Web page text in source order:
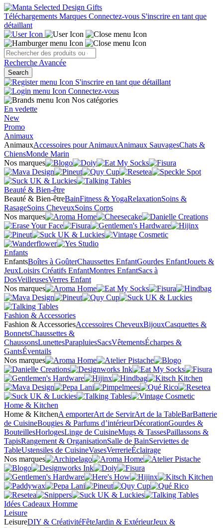
Téléchargements Marques Connectez-vous S'inscrire en tant que
détaillant
Recherche Avancée
Search
S'inscrire en tant que détaillant
Connectez-vous
Nos catégories
En vedette
New
Promo
Animaux
AnimauxAccessoires pour AnimauxAnimaux SauvagesChats &
ChiensMonde Marin
Nos marques
Beauté & Bien-être
Beauté & Bien-êtreBainFitness & YogaRelaxationSoins &
RasageSoins CheveuxSoins Corps
Nos marques
Enfants
EnfantsBoîtes à GoûterChaussettes EnfantGourdes EnfantJouets &
JeuxLoisirs Créatifs EnfantMontres EnfantSacs à
DosVeilleusesVerres Enfant
Nos marques
Fashion & Accessories
Fashion & AccessoriesAccessoires CheveuxBijouxCasquettes &
BonnetsChaussettes &
ChaussonsLunettesParapluiesSacsVêtementsÉcharpes &
GantsÉventails
Nos marques
Home & Kitchen
Home & KitchenA emporterArt de ServirArt de la TableBarBatterie
de CuisineBougies & Parfums d’intérieurDécorationGourdes &
BouteillesHorlogesLinge de CuisineMugs & TassesPaillassons &
TapisRangement & OrganisationSalle de BainServiettes de
TableUstensiles de CuisineVasesVerrerieÉclairage
Nos marques
Idées Cadeaux Homme
Leisure
LeisureDIY & CréativitéFêteJardin & ExtérieurJeux &